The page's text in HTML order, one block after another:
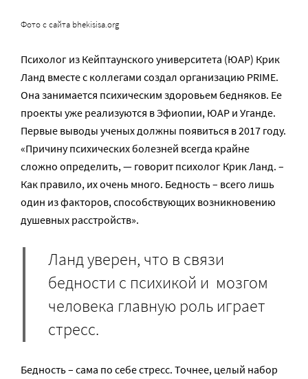
Фото с сайта bhekisisa.org
Психолог из Кейптаунского университета (ЮАР) Крик
Ланд вместе с коллегами создал организацию PRIME.
Она занимается психическим здоровьем бедняков. Ее
проекты уже реализуются в Эфиопии, ЮАР и Уганде.
Первые выводы ученых должны появиться в 2017 году.
«Причину психических болезней всегда крайне
сложно определить, — говорит психолог Крик Ланд. –
Как правило, их очень много. Бедность – всего лишь
один из факторов, способствующих возникновению
душевных расстройств».
Ланд уверен, что в связи
бедности с психикой и мозгом
человека главную роль играет
стресс.
Бедность – сама по себе стресс. Точнее, целый набор